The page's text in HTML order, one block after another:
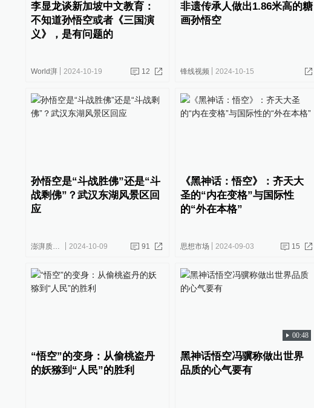
李显龙谈新加坡中文教育：
不知道孙悟空或者《三国演
义》，是有问题的
World湃 2024-10-19 12
非遗传承人做出1.86米高的糖
画孙悟空
锋线视频 2024-10-15
孙悟空是“斗战胜佛”还是“斗
战剩佛”？武汉东湖风景区回
应
澎湃质量观 2024-10-09 91
《黑神话：悟空》：齐天大
圣的“内在变格”与国际性
的“外在本格”
思想市场 2024-09-03 15
“悟空”的变身：从偷桃盗丹
的妖猕到“人民”的胜利
00:48
黑神话悟空冯骥称做出世界
品质的心气要有